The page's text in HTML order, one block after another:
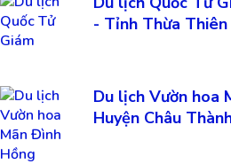
- Tỉnh Thừa Thiên
Du lịch Vườn hoa
Huyện Châu